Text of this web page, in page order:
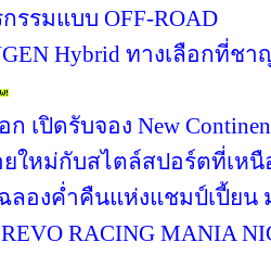
รมแบบ OFF-ROAD
Hybrid ทางเลือกที่ช
เปิดรับจอง New
ใหม่กับสไตล์สปอร์ตที่เหนื
ลองค่ำคืนแห่งแชมป์เปี้ยน
RACING MANIA